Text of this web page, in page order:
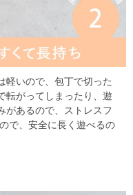
軽いので、包丁で切った
転がってしまったり、遊
があるので、ストレスフ
で、安全に長く遊べるの